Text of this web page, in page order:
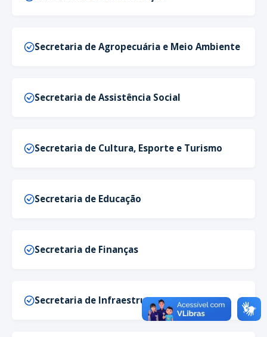
Secretaria de Agropecuária e Meio Ambiente
Secretaria de Assistência Social
Secretaria de Cultura, Esporte e Turismo
Secretaria de Educação
Secretaria de Finanças
Secretaria de Infraestrutura